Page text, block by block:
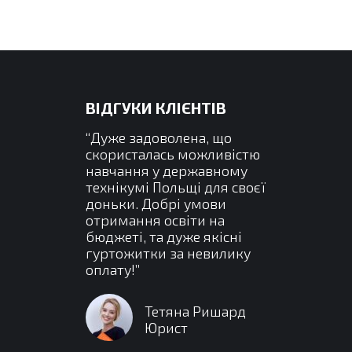
ВІДГУКИ КЛІЄНТІВ
навчання
цікавих
справило
друзів та
“Дуже задоволена, що
скористалась можливістю
навчання у державному
технікумі Польщі для своєї
доньки. Добрі умови
отримання освіти на
бюджеті, та дуже якісні
гуртожитки за невилику
оплату!”
Тетяна Ришард
Юрист